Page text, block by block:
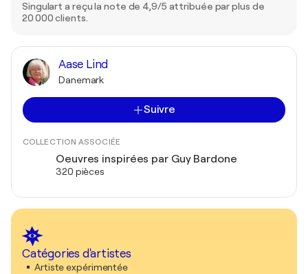
Singulart a reçu la note de 4,9/5 attribuée par plus de
20 000 clients.
Aase Lind
Danemark
Suivre
COLLECTION ASSOCIÉE
Oeuvres inspirées par Guy Bardone
320 pièces
Catégories d'artistes
Artiste expérimentée